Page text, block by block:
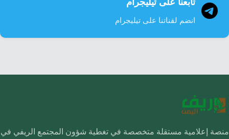
انضم لقناتنا على تيليجرام
منصة إعلامية مستقلة متخصصة في تغطية شؤون المجتمع الريفي في